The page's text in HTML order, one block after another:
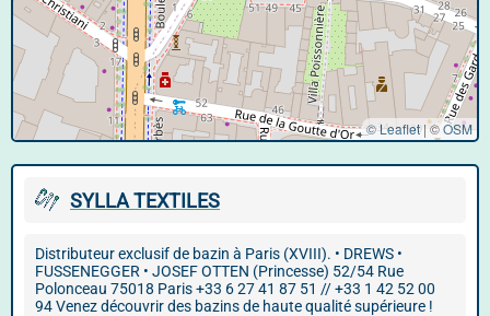
© Leaflet |©OSM
SYLLA TEXTILES
Distributeur exclusif de bazin à Paris (XVIII). • DREWS •
FUSSENEGGER • JOSEF OTTEN (Princesse) 52/54 Rue
Polonceau 75018 Paris +33 6 27 41 87 51 // +33 1 42 52 00
94 Venez découvrir des bazins de haute qualité supérieure !